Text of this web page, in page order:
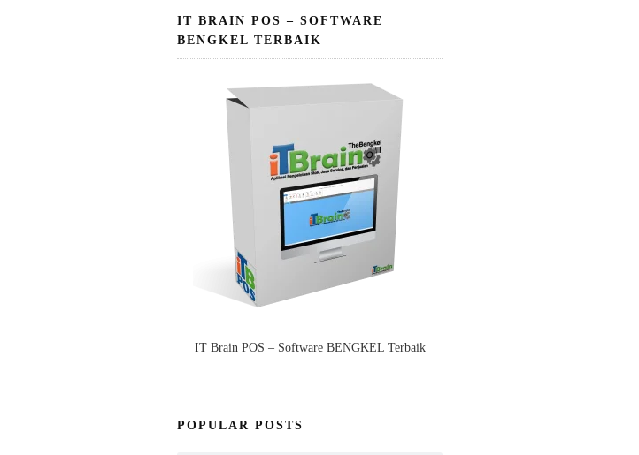
IT BRAIN POS – SOFTWARE
BENGKEL TERBAIK
IT Brain POS – Software BENGKEL Terbaik
POPULAR POSTS